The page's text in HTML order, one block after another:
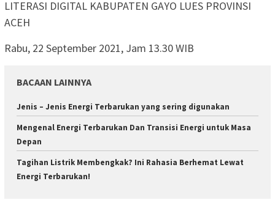
LITERASI DIGITAL KABUPATEN GAYO LUES PROVINSI
ACEH
Rabu, 22 September 2021, Jam 13.30 WIB
BACAAN LAINNYA
Jenis – Jenis Energi Terbarukan yang sering digunakan
Mengenal Energi Terbarukan Dan Transisi Energi untuk Masa
Depan
Tagihan Listrik Membengkak? Ini Rahasia Berhemat Lewat
Energi Terbarukan!